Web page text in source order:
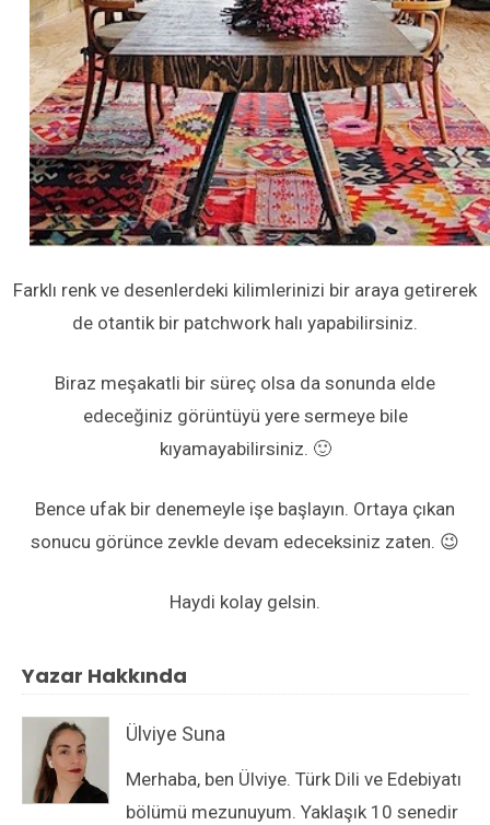
Farklı renk ve desenlerdeki kilimlerinizi bir araya getirerek
de otantik bir patchwork halı yapabilirsiniz.
Biraz meşakatli bir süreç olsa da sonunda elde
edeceğiniz görüntüyü yere sermeye bile
kıyamayabilirsiniz. 🙂
Bence ufak bir denemeyle işe başlayın. Ortaya çıkan
sonucu görünce zevkle devam edeceksiniz zaten. 😉
Haydi kolay gelsin.
Yazar Hakkında
Ülviye Suna
Merhaba, ben Ülviye. Türk Dili ve Edebiyatı
bölümü mezunuyum. Yaklaşık 10 senedir